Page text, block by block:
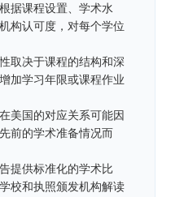
据课程设置、学术水
构认可度，对每个学位
取决于课程的结构和深
加学习年限或课程作业
美国的对应关系可能因
前的学术准备情况而
提供标准化的学术比
校和执照颁发机构解读